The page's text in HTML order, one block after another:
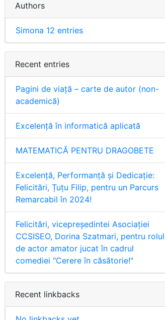
Authors
Simona 12 entries
Recent entries
Pagini de viață – carte de autor (non-
academică)
Excelență în informatică aplicată
MATEMATICĂ PENTRU DRAGOBETE
Excelență, Performanță și Dedicație:
Felicitări, Țuțu Filip, pentru un Parcurs
Remarcabil în 2024!
Felicitări, vicepreședintei Asociației
CCSISEO, Dorina Szatmari, pentru rolul
de actor amator jucat în cadrul
comediei "Cerere în căsătorie!"
Recent linkbacks